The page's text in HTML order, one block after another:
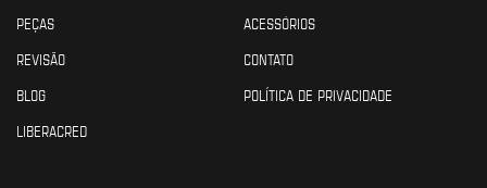
PEÇAS
ACESSÓRIOS
REVISÃO
CONTATO
BLOG
POLÍTICA DE PRIVACIDADE
LIBERACRED